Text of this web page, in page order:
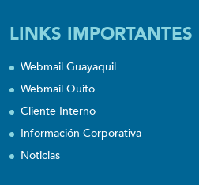
LINKS IMPORTANTES
Webmail Guayaquil
Webmail Quito
Cliente Interno
Información Corporativa
Noticias